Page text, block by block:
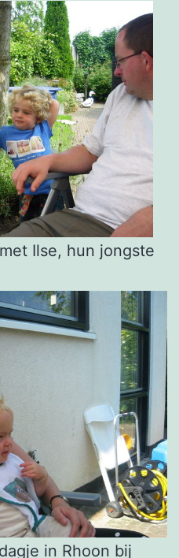
Ilse, hun jongste
in Rhoon bij